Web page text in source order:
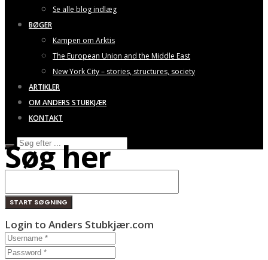
Se alle blog indlæg
BØGER
Kampen om Arktis
The European Union and the Middle East
New York City – stories, structures, society
ARTIKLER
OM ANDERS STUBKJÆR
KONTAKT
Søg her
Login to Anders Stubkjær.com